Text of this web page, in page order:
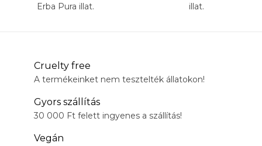
Erba Pura illat.
illat.
Cruelty free
A termékeinket nem tesztelték állatokon!
Gyors szállítás
30 000 Ft felett ingyenes a szállítás!
Vegán